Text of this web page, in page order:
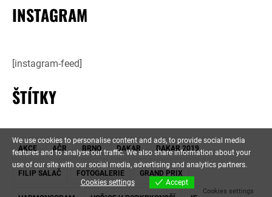
INSTAGRAM
[instagram-feed]
ŠTÍTKY
AKCE AČR BRNO DAKAR DAKAR 2019
FILIP SALAČ FOTOGALERIE GRAND PRIX
We use cookies to personalise content and ads, to provide social media
features and to analyse our traffic. We also share information about your
use of our site with our social media, advertising and analytics partners.
Cookies settings Accept
Cookies settings